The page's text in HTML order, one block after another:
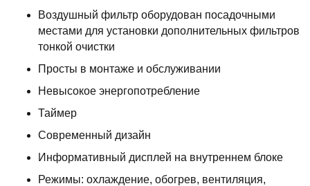
Воздушный фильтр оборудован посадочными
местами для установки дополнительных фильтров
тонкой очистки
Просты в монтаже и обслуживании
Невысокое энергопотребление
Таймер
Современный дизайн
Информативный дисплей на внутреннем блоке
Режимы: охлаждение, обогрев, вентиляция,